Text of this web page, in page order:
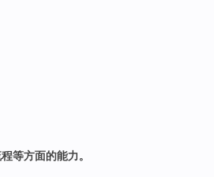
等方面的能力。